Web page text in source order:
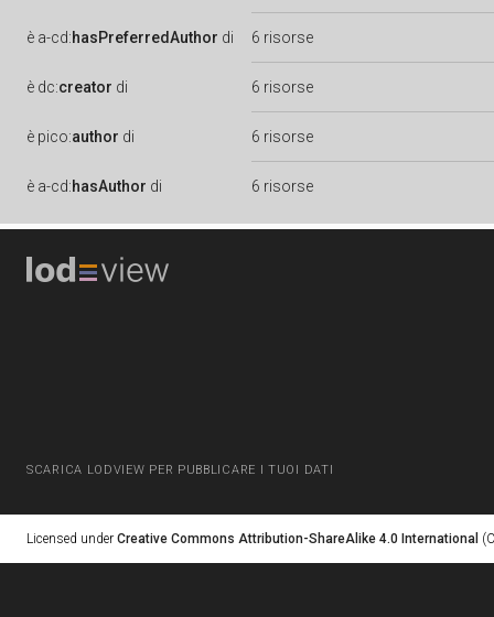
è a-cd:hasPreferredAuthor di 6 risorse
è dc:creator di 6 risorse
è pico:author di 6 risorse
è a-cd:hasAuthor di 6 risorse
SCARICA LODVIEW PER PUBBLICARE I TUOI DATI
Licensed under Creative Commons Attribution-ShareAlike 4.0 International